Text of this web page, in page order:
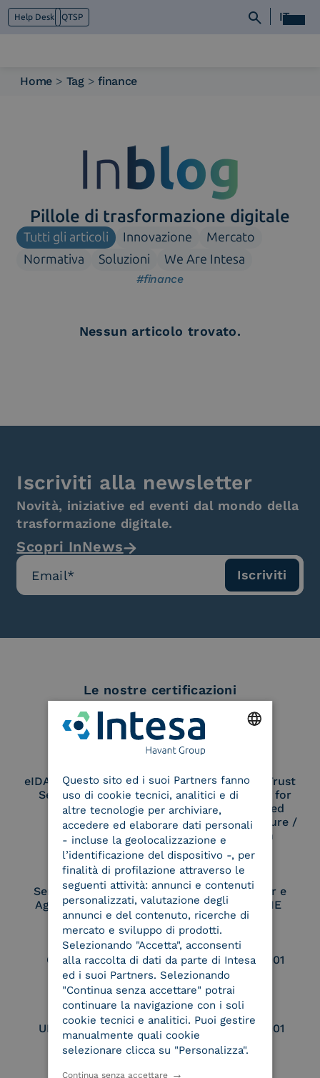
Help Desk QTSP IT
Home > Tag > finance
Pillole di trasformazione digitale
Tutti gli articoli Innovazione
Mercato
Normativa
Soluzioni We Are Intesa
#finance
Nessun articolo trovato.
Iscriviti alla newsletter
Novità, iniziative ed eventi dal mondo della
trasformazione digitale.
Scopri InNews
Le nostre certificazioni
eIDAS Qualified Trust
Service Provider
eIDAS Qualified Trust
Service Provider for
Remote Qualified
Electronic Signature /
Seal Creation
Service Provider e
Aggregatore SPID
Service Provider e
Aggregatore CIE
Conservatore
qualificato
UNI EN ISO 37001
UNI EN ISO 9001 UNI EN ISO 27001
ITALIAN
Questo sito ed i suoi Partners fanno
uso di cookie tecnici, analitici e di
altre tecnologie per archiviare,
accedere ed elaborare dati personali
- incluse la geolocalizzazione e
l’identificazione del dispositivo -, per
finalità di profilazione attraverso le
seguenti attività: annunci e contenuti
personalizzati, valutazione degli
annunci e del contenuto, ricerche di
mercato e sviluppo di prodotti.
Selezionando "Accetta", acconsenti
alla raccolta di dati da parte di Intesa
ed i suoi Partners. Selezionando
"Continua senza accettare" potrai
continuare la navigazione con i soli
cookie tecnici e analitici. Puoi gestire
manualmente quali cookie
selezionare clicca su "Personalizza".
Continua senza accettare